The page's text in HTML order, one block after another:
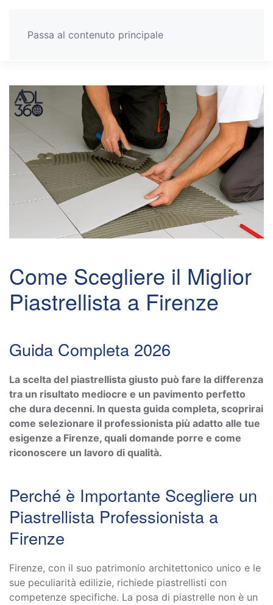
Passa al contenuto principale
Come Scegliere il Miglior
Piastrellista a Firenze
Guida Completa 2026
La scelta del piastrellista giusto può fare la differenza
tra un risultato mediocre e un pavimento perfetto
che dura decenni. In questa guida completa, scoprirai
come selezionare il professionista più adatto alle tue
esigenze a Firenze, quali domande porre e come
riconoscere un lavoro di qualità.
Perché è Importante Scegliere un
Piastrellista Professionista a
Firenze
Firenze, con il suo patrimonio architettonico unico e le
sue peculiarità edilizie, richiede piastrellisti con
competenze specifiche. La posa di piastrelle non è un